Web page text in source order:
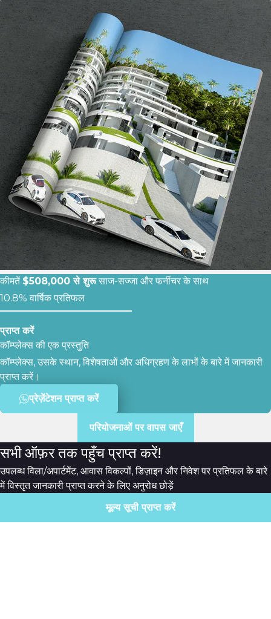
कीमतें $508,000 से शुरूसाज-सज्जा और फर्नीचर के साथ
10.8% वार्षिक प्रतिफल
प्राप्त करें
कॉम्प्लेक्स की एक प्रस्तुति
कॉम्प्लेक्स, उसके स्थान, विशेषताओं और अधिग्रहण के लाभों के बारे में जानकारी
प्राप्त करें।
प्रेज़ेंटेशन प्राप्त करें
परियोजनाओं पर वापस जाएँ
सभी ऑफ़र तक पहुँच प्राप्त करें!
उपलब्ध विला/अपार्टमेंट, आवास विकल्पों, डिज़ाइन और निवेश पर प्रतिफल के बारे
में विस्तृत जानकारी प्राप्त करने के लिए अनुरोध छोड़ें
मूल्य सूची प्राप्त करें